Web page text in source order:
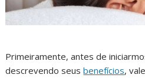
Primeiramente, antes de
descrevendo seusbenefícios,